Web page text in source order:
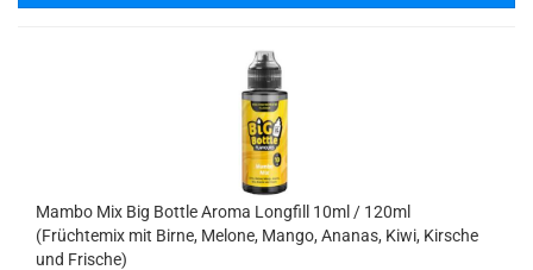
Mambo Mix Big Bottle Aroma Longfill 10ml / 120ml
(Früchtemix mit Birne, Melone, Mango, Ananas, Kiwi, Kirsche
und Frische)